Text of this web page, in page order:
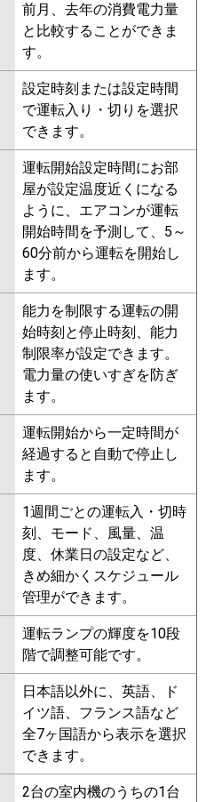
前月、去年の消費電力量
と比較することができま
す。
設定時刻または設定時間
で運転入り・切りを選択
できます。
運転開始設定時間にお部
屋が設定温度近くになる
ように、エアコンが運転
開始時間を予測して、5～
60分前から運転を開始し
ます。
能力を制限する運転の開
始時刻と停止時刻、能力
制限率が設定できます。
電力量の使いすぎを防ぎ
ます。
運転開始から一定時間が
経過すると自動で停止し
ます。
1週間ごとの運転入・切時
刻、モード、風量、温
度、休業日の設定など、
きめ細かくスケジュール
管理ができます。
運転ランプの輝度を10段
階で調整可能です。
日本語以外に、英語、ド
イツ語、フランス語など
全7ヶ国語から表示を選択
できます。
2台の室内機のうちの1台